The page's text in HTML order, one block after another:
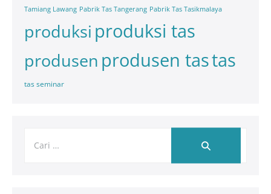
Tamiang Lawang Pabrik Tas Tangerang Pabrik Tas Tasikmalaya
produksi produksi tas
produsen produsen tastas
tas seminar